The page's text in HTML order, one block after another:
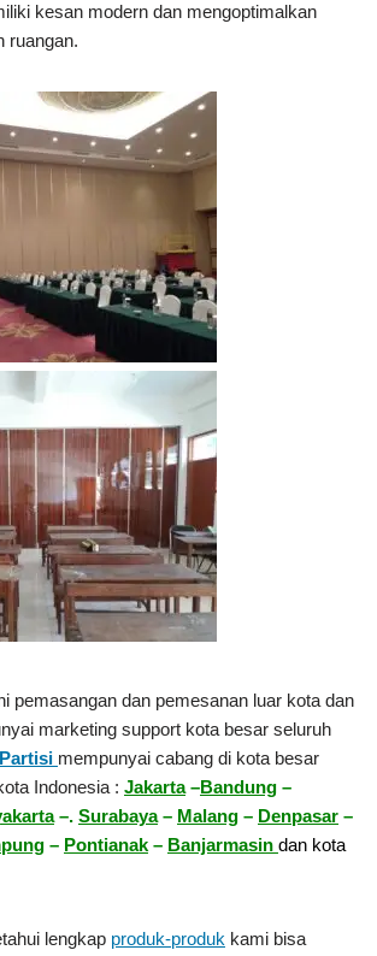
kesan modern dan mengoptimalkan
ruangan.
pemasangan dan pemesanan luar kota dan
marketing support kota besar seluruh
mempunyai cabang di kota besar
Indonesia : Jakarta–Bandung –
–. Surabaya– Malang – Denpasar –
– Pontianak – Banjarmasin dan kota
lengkap produk-produk kami bisa